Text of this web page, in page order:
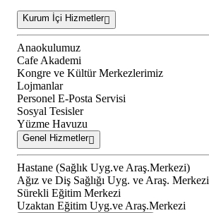
Kurum İçi Hizmetler
Anaokulumuz
Cafe Akademi
Kongre ve Kültür Merkezlerimiz
Lojmanlar
Personel E-Posta Servisi
Sosyal Tesisler
Yüzme Havuzu
Genel Hizmetler
Hastane (Sağlık Uyg.ve Araş.Merkezi)
Ağız ve Diş Sağlığı Uyg. ve Araş. Merkezi
Sürekli Eğitim Merkezi
Uzaktan Eğitim Uyg.ve Araş.Merkezi